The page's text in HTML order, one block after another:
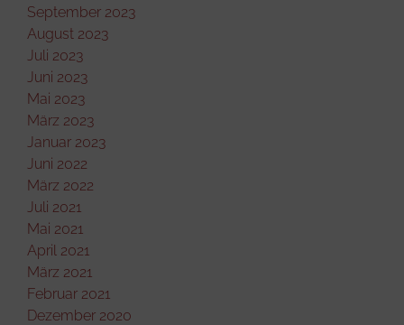
September 2023
August 2023
Juli 2023
Juni 2023
Mai 2023
März 2023
Januar 2023
Juni 2022
März 2022
Juli 2021
Mai 2021
April 2021
März 2021
Februar 2021
Dezember 2020